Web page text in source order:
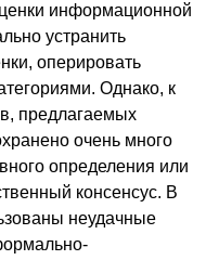
информационной
устранить
оперировать
Однако, к
предлагаемых
очень много
определения или
консенсус. В
неудачные